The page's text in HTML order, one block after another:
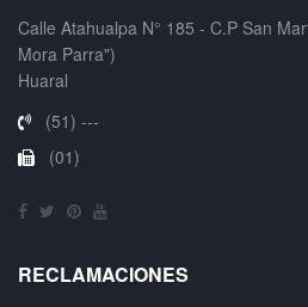
Calle Atahualpa N° 185 - C.P San
Mora Parra")
Huaral
(51) ---
(01)
RECLAMACIONES